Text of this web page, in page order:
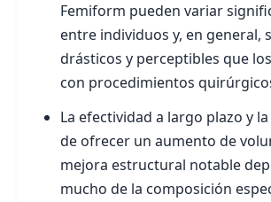
Femiform pueden variar
entre individuos y, en general,
drásticos y perceptibles que
con procedimientos
La efectividad a largo plazo y
de ofrecer un aumento de
mejora estructural notable
mucho de la composición